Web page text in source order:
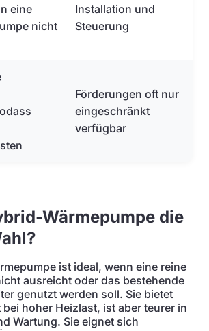
eine
nicht
Installation und
Steuerung
Förderungen oft nur
eingeschränkt
verfügbar
Wärmepumpe die
ist ideal, wenn eine reine
ausreicht oder das bestehende
genutzt werden soll. Sie bietet
bei hoher Heizlast, ist aber teurer in
Wartung. Sie eignet sich